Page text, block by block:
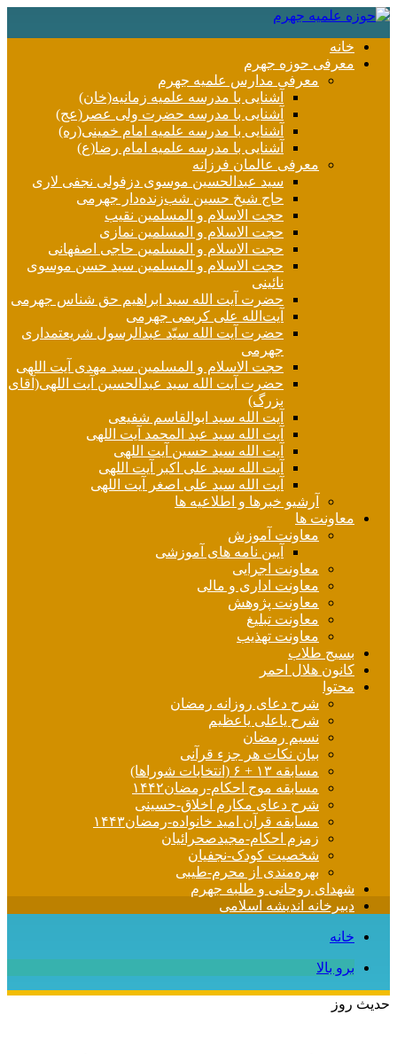
خانه
معرفی حوزه جهرم
معرفی مدارس علمیه جهرم
آشنایی با مدرسه علمیه زمانیه(خان)
آشنایی با مدرسه حضرت ولی عصر(عج)
آشنایی با مدرسه علمیه امام خمینی(ره)
آشنایی با مدرسه علمیه امام رضا(ع)
معرفی عالمان فرزانه
سید عبدالحسین موسوی دزفولی نجفی لاری
حاج شیخ حسین شب‌زنده‌دار جهرمی
حجت الاسلام و المسلمین نقیب
حجت الاسلام و المسلمین نمازی
حجت الاسلام و المسلمین حاجی اصفهانی
حجت الاسلام و المسلمین سید حسن موسوی
نائینی
حضرت آیت الله سید ابراهیم حق شناس جهرمی
آیت‌الله علی کریمی جهرمی
حضرت آيت الله سیّد عبدالرسول شریعتمداری
جهرمی
حجت الاسلام و المسلمین سید مهدی آیت اللهی
حضرت آیت الله سید عبدالحسین آیت اللهی(آقای
بزرگ)
آیت الله سید ابوالقاسم شفیعی
آیت الله سید عبد المحمد آیت اللهی
آیت الله سید حسین آیت اللهی
آیت الله سید علی اکبر آیت اللهی
آیت الله سید علی اصغر آیت اللهی
آرشیو خبرها و اطلاعیه ها
معاونت ها
معاونت آموزش
آیین نامه های آموزشی
معاونت اجرایی
معاونت اداری و مالی
معاونت پژوهش
معاونت تبلیغ
معاونت تهذیب
بسیج طلاب
کانون هلال احمر
محتوا
شرح دعای روزانه رمضان
شرح یاعلی یاعظیم
نسیم رمضان
بیان نکات هر جزء قرآنی
مسابقه ۱۳ + ۶ (انتخابات شوراها)
مسابقه موج احکام-رمضان۱۴۴۲
شرح دعای مکارم اخلاق-حسینی
مسابقه قرآن امید خانواده-رمضان۱۴۴۳
زمزم احکام-مجیدصحرائیان
شخصیت کودک-نجفیان
بهره‌مندی از محرم-طیبی
شهدای روحانی و طلبه جهرم
دبیرخانه اندیشه اسلامی
خانه
برو بالا
حدیث روز